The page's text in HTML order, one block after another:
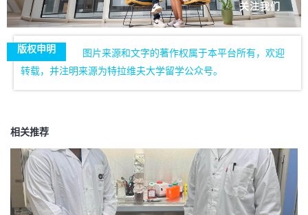
关注我们
版权申明
图片来源和文字的著作权属于本平台所有，欢迎
转载，并注明来源为特拉维夫大学留学公众号。
相关推荐